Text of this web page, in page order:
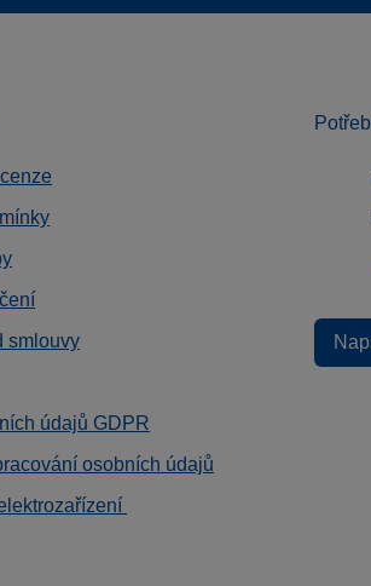
smlouvy
údajů GDPR
osobních údajů